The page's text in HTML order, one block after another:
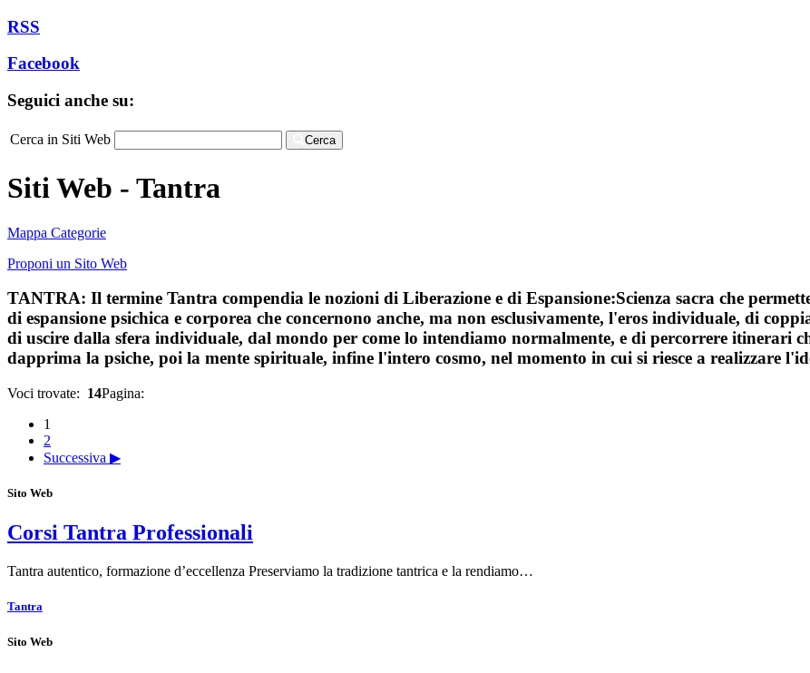
RSS
Facebook
Seguici anche su:
Cerca in Siti Web Cerca
Siti Web - Tantra
Mappa Categorie
Proponi un Sito Web
TANTRA: Il termine Tantra compendia le nozioni di Liberazione e di Espansione:Scienza sacra che
di espansione psichica e corporea che concernono anche, ma non esclusivamente, l'eros individuale, di
di uscire dalla sfera individuale, dal mondo per come lo intendiamo normalmente, e di percorrere itinerari
dapprima la psiche, poi la mente spirituale, infine l'intero cosmo, nel momento in cui si riesce a realizzare
Voci trovate: 14Pagina:
1
2
Successiva ▶
Sito Web
Corsi Tantra Professionali
Tantra autentico, formazione d’eccellenza Preserviamo la tradizione tantrica e la rendiamo…
Tantra
Sito Web